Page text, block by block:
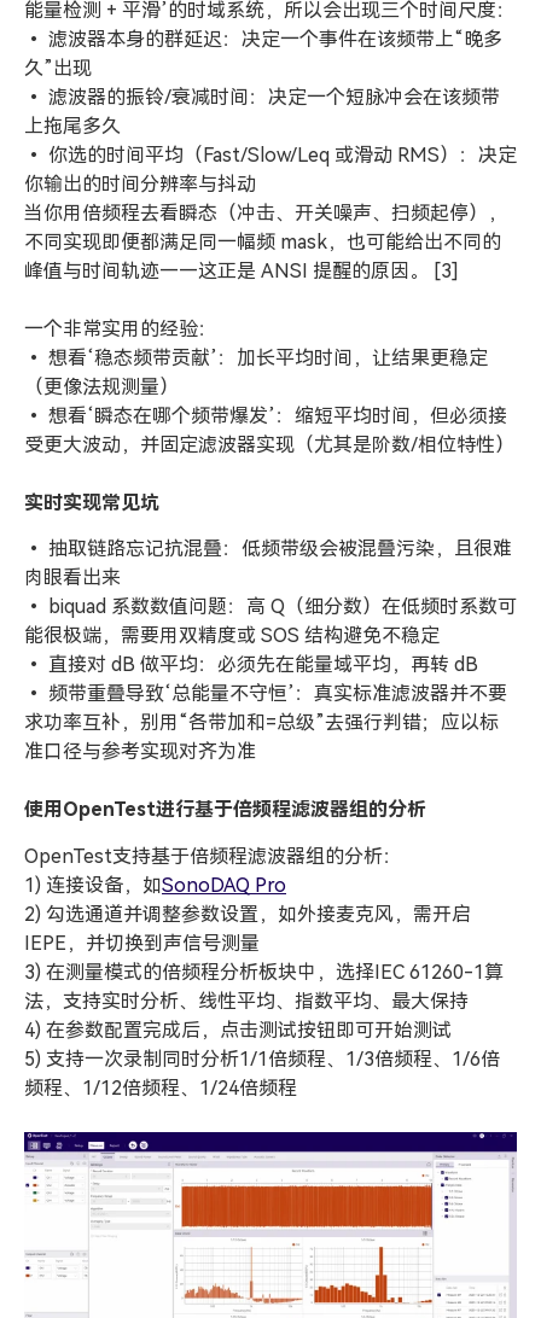
能量检测 + 平滑’的时域系统，所以会出现三个时间尺度：
• 滤波器本身的群延迟：决定一个事件在该频带上“晚多
久”出现
• 滤波器的振铃/衰减时间：决定一个短脉冲会在该频带
上拖尾多久
• 你选的时间平均（Fast/Slow/Leq 或滑动 RMS）：决定
你输出的时间分辨率与抖动
当你用倍频程去看瞬态（冲击、开关噪声、扫频起停），
不同实现即便都满足同一幅频 mask，也可能给出不同的
峰值与时间轨迹——这正是 ANSI 提醒的原因。 [3]
一个非常实用的经验：
• 想看‘稳态频带贡献’：加长平均时间，让结果更稳定
（更像法规测量）
• 想看‘瞬态在哪个频带爆发’：缩短平均时间，但必须接
受更大波动，并固定滤波器实现（尤其是阶数/相位特性）
实时实现常见坑
• 抽取链路忘记抗混叠：低频带级会被混叠污染，且很难
肉眼看出来
• biquad 系数数值问题：高 Q（细分数）在低频时系数可
能很极端，需要用双精度或 SOS 结构避免不稳定
• 直接对 dB 做平均：必须先在能量域平均，再转 dB
• 频带重叠导致‘总能量不守恒’：真实标准滤波器并不要
求功率互补，别用“各带加和=总级”去强行判错；应以标
准口径与参考实现对齐为准
使用OpenTest进行基于倍频程滤波器组的分析
OpenTest支持基于倍频程滤波器组的分析：
1) 连接设备，如SonoDAQ Pro
2) 勾选通道并调整参数设置，如外接麦克风，需开启
IEPE，并切换到声信号测量
3) 在测量模式的倍频程分析板块中，选择IEC 61260-1算
法，支持实时分析、线性平均、指数平均、最大保持
4) 在参数配置完成后，点击测试按钮即可开始测试
5) 支持一次录制同时分析1/1倍频程、1/3倍频程、1/6倍
频程、1/12倍频程、1/24倍频程